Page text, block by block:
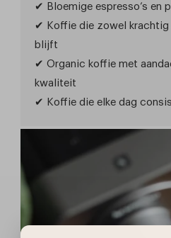
✔ Bloemige espresso’s en
✔ Koffie die zowel krachtig
blijft
✔ Organic koffie met
kwaliteit
✔ Koffie die elke dag